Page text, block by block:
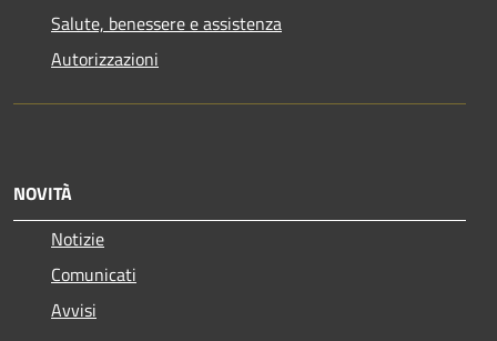
Salute, benessere e assistenza
Autorizzazioni
NOVITÀ
Notizie
Comunicati
Avvisi